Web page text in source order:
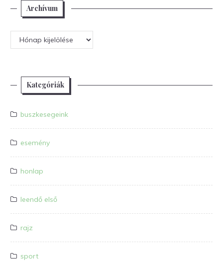
Archívum
Archívum
Kategóriák
buszkesegeink
esemény
honlap
leendő első
rajz
sport